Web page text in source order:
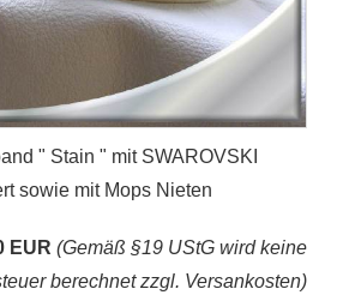
" Stain " mit SWAROVSKI
sowie mit Mops Nieten
EUR (Gemäß §19 UStG wird keine
berechnet zzgl. Versankosten)